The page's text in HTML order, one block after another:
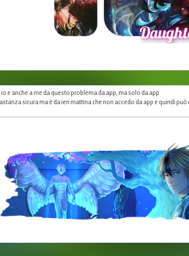
e anche a me da questo problema da app, ma solo da app.
sicura ma è da ieri mattina che non accedo da app e quindi